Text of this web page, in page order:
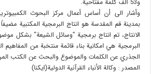
و53 ألف كلمة مفتاحية.
وأشار الى أن أساس أعمال مركز البحوث
بمدينة قم المقدسة هو انتاج البرمجية المكتبية
الانتاج، تم انتاج برمجية “وسائل الشيعة”
البرمجية هي امكانية بناء قائمة منتخبة من المفاهيم
الجذري عن الكلمات والموضوع والبحث عن الكتب
المصدر : وكالة الأنباء القرآنية الدولية(ايكنا)